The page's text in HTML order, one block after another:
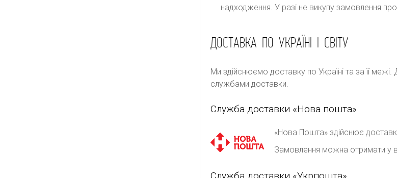
надходження. У разі не викупу замовлення
ДОСТАВКА ПО УКРАЇНІ І СВІТУ
Ми здійснюємо доставку по Україні та за її
службами доставки.
Служба доставки «Нова пошта»
«Нова Пошта» здійснює
Замовлення можна отримати у